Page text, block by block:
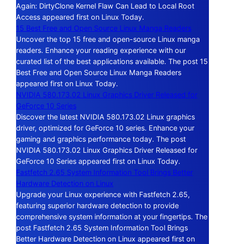
Again: DirtyClone Kernel Flaw Can Lead to Local Root
Access appeared first on Linux Today.
15 Best Free and Open Source Linux Manga Readers
Uncover the top 15 free and open-source Linux manga
readers. Enhance your reading experience with our
curated list of the best applications available. The post 15
Best Free and Open Source Linux Manga Readers
appeared first on Linux Today.
NVIDIA 580.173.02 Linux Graphics Driver Released for
GeForce 10 Series
Discover the latest NVIDIA 580.173.02 Linux graphics
driver, optimized for GeForce 10 series. Enhance your
gaming and graphics performance today. The post
NVIDIA 580.173.02 Linux Graphics Driver Released for
GeForce 10 Series appeared first on Linux Today.
Fastfetch 2.65 System Information Tool Brings Better
Hardware Detection on Linux
Upgrade your Linux experience with Fastfetch 2.65,
featuring superior hardware detection to provide
comprehensive system information at your fingertips. The
post Fastfetch 2.65 System Information Tool Brings
Better Hardware Detection on Linux appeared first on